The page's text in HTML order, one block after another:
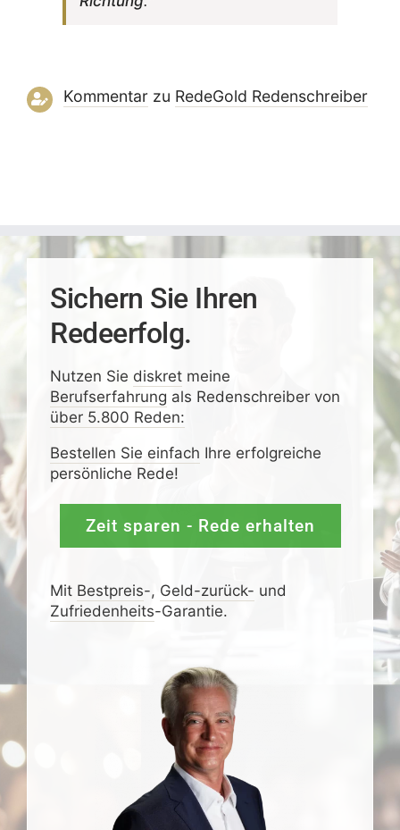
Kommentarzu RedeGold Reden­schreiber
Sichern Sie Ihren
Redeerfolg.
Nutzen Sie diskretmeine
Berufserfahrung als Redenschreiber von
über 5.800 Reden:
Bestellen Sie einfach Ihre erfolgreiche
persönliche Rede!
Zeit sparen - Rede erhalten
Mit Bestpreis-, Geld-zurück- und
Zufrieden­­heits-Garantie.